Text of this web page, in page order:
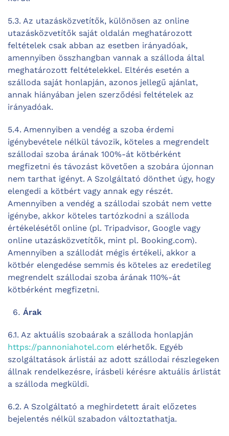
5.3. Az utazásközvetítők, különösen az online
utazásközvetítők saját oldalán meghatározott
feltételek csak abban az esetben irányadóak,
amennyiben összhangban vannak a szálloda által
meghatározott feltételekkel. Eltérés esetén a
szálloda saját honlapján, azonos jellegű ajánlat,
annak hiányában jelen szerződési feltételek az
irányadóak.
5.4. Amennyiben a vendég a szoba érdemi
igénybevétele nélkül távozik, köteles a megrendelt
szállodai szoba árának 100%-át kötbérként
megfizetni és távozást követően a szobára újonnan
nem tarthat igényt. A Szolgáltató dönthet úgy, hogy
elengedi a kötbért vagy annak egy részét.
Amennyiben a vendég a szállodai szobát nem vette
igénybe, akkor köteles tartózkodni a szálloda
értékelésétől online (pl. Tripadvisor, Google vagy
online utazásközvetítők, mint pl. Booking.com).
Amennyiben a szállodát mégis értékeli, akkor a
kötbér elengedése semmis és köteles az eredetileg
megrendelt szállodai szoba árának 110%-át
kötbérként megfizetni.
Árak
6.1. Az aktuális szobaárak a szálloda honlapján
https://pannoniahotel.com elérhetők. Egyéb
szolgáltatások árlistái az adott szállodai részlegeken
állnak rendelkezésre, írásbeli kérésre aktuális árlistát
a szálloda megküldi.
6.2. A Szolgáltató a meghirdetett árait előzetes
bejelentés nélkül szabadon változtathatja.